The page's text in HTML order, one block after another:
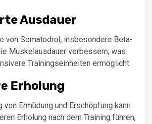
Ausdauer
von Somatodrol, insbesondere Beta-
Muskelausdauer verbessern, was
Trainingseinheiten ermöglicht.
Erholung
von Ermüdung und Erschöpfung kann
Erholung nach dem Training führen,